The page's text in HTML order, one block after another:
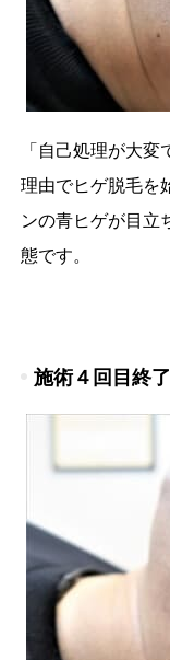
「自己処理が大
理由でヒゲ脱毛を
ンの青ヒゲが目立
態です。
施術４回目終了